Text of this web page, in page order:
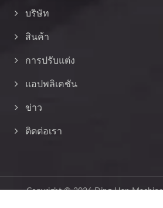
บริษัท
สินค้า
การปรับแต่ง
แอปพลิเคชัน
ข่าว
ติดต่อเรา
Copyright © 2026Ding-Han